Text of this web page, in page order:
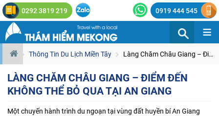
0292 3819 219 0919 444 545
≡
Thông Tin Du Lịch Miền Tây Làng Chăm Châu Giang – Điểm đến không thể bỏ qua tại An Giang
LÀNG CHĂM CHÂU GIANG – ĐIỂM ĐẾN
KHÔNG THỂ BỎ QUA TẠI AN GIANG
Một chuyến hành trình du ngoạn tại vùng đất huyền bí An Giang